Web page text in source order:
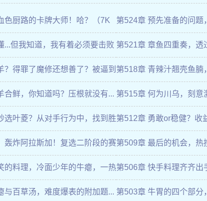
色厨路的卡牌大师！哈？（7K 第524章 预先准备的问题
夏鸣的助手？？？
...但我知道，我有着必须要击败 第521章 章鱼四重奏，
点内部竟是...
？得罪了魔修还想善了？被逼到 第518章 青辣汁翘壳鱼
全盘吃下了！！！
合鲜，你知道吗？压根就没有... 第515章 何为川乌，刻
要...退赛！！
选叶菱？从对手行为中，找到胜第512章 勇敢or稳健？收
亏便是赚...
轰炸阿拉斯加！复选二阶段的赛第509章 最后的机会，热
然同时...
的料理，冷面少年的牛瘪，一热第506章 快手料理齐齐出
做凉拌菜，找死！
与百草汤，难度爆表的附加题... 第503章 牛胃的四个部分